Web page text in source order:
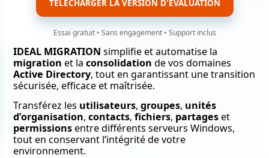
TÉLÉCHARGER LA VERSION D'ÉVALUATION
Essai gratuit • Sans engagement • Support inclus
IDEAL MIGRATION simplifie et automatise la
migration et la consolidation de vos domaines
Active Directory, tout en garantissant une transition
sécurisée, efficace et maîtrisée.
Transférez les utilisateurs, groupes, unités
d’organisation, contacts, fichiers, partages et
permissions entre différents serveurs Windows,
tout en conservant l’intégrité de votre
environnement.